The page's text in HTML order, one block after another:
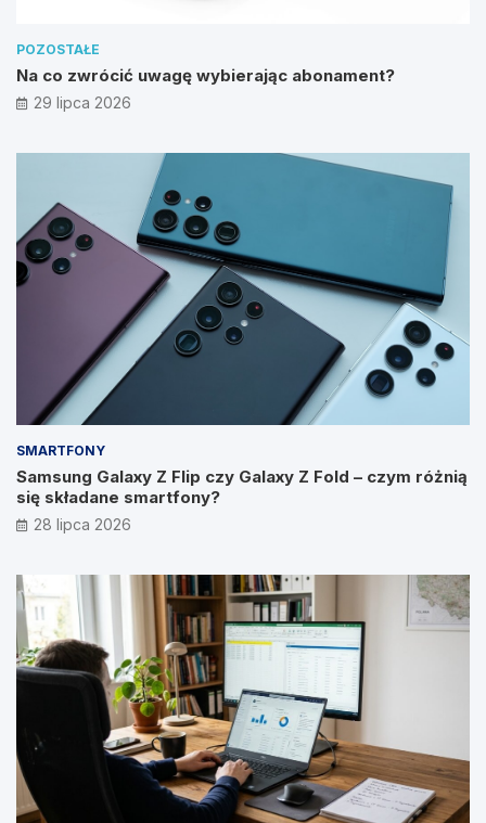
POZOSTAŁE
Na co zwrócić uwagę wybierając abonament?
29 lipca 2026
SMARTFONY
Samsung Galaxy Z Flip czy Galaxy Z Fold – czym różnią
się składane smartfony?
28 lipca 2026